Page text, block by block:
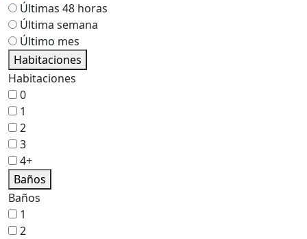
Últimas 48 horas
Última semana
Último mes
Habitaciones
Habitaciones
0
1
2
3
4+
Baños
Baños
1
2